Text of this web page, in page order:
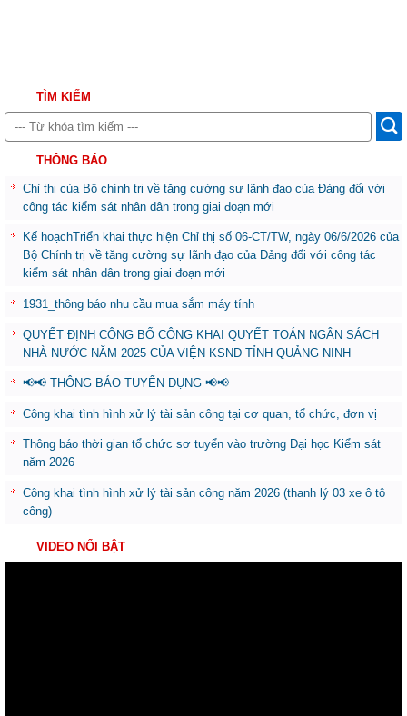
TÌM KIẾM
THÔNG BÁO
Chỉ thị của Bộ chính trị về tăng cường sự lãnh đạo của Đảng đối với
công tác kiểm sát nhân dân trong giai đoạn mới
Kế hoạchTriển khai thực hiện Chỉ thị số 06-CT/TW, ngày 06/6/2026 của
Bộ Chính trị về tăng cường sự lãnh đạo của Đảng đối với công tác
kiểm sát nhân dân trong giai đoạn mới
1931_thông báo nhu cầu mua sắm máy tính
QUYẾT ĐỊNH CÔNG BỐ CÔNG KHAI QUYẾT TOÁN NGÂN SÁCH
NHÀ NƯỚC NĂM 2025 CỦA VIỆN KSND TỈNH QUẢNG NINH
📢📢 THÔNG BÁO TUYỂN DỤNG 📢📢
Công khai tình hình xử lý tài sản công tại cơ quan, tổ chức, đơn vị
Thông báo thời gian tổ chức sơ tuyển vào trường Đại học Kiểm sát
năm 2026
Công khai tình hình xử lý tài sản công năm 2026 (thanh lý 03 xe ô tô
công)
VIDEO NỔI BẬT